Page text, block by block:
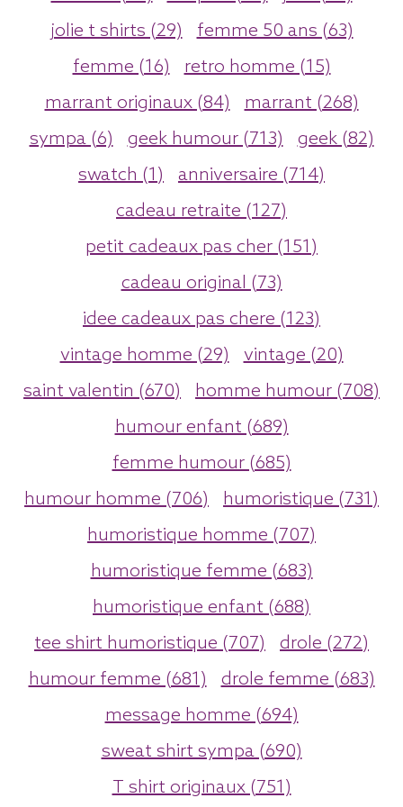
jolie t shirts (29)
femme 50 ans (63)
femme (16)
retro homme (15)
marrant originaux (84)
marrant (268)
sympa (6)
geek humour (713)
geek (82)
swatch (1)
anniversaire (714)
cadeau retraite (127)
petit cadeaux pas cher (151)
cadeau original (73)
idee cadeaux pas chere (123)
vintage homme (29)
vintage (20)
saint valentin (670)
homme humour (708)
humour enfant (689)
femme humour (685)
humour homme (706)
humoristique (731)
humoristique homme (707)
humoristique femme (683)
humoristique enfant (688)
tee shirt humoristique (707)
drole (272)
humour femme (681)
drole femme (683)
message homme (694)
sweat shirt sympa (690)
T shirt originaux (751)